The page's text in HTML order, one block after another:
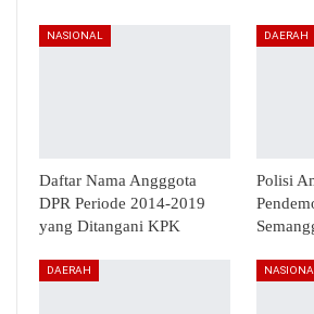
NASIONAL
Daftar Nama Angggota
DPR Periode 2014-2019
yang Ditangani KPK
DAERAH
Polisi
DAERAH